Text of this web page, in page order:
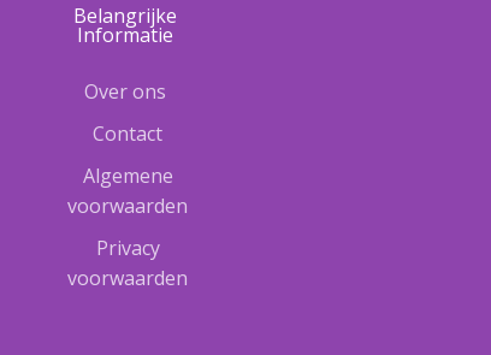
Belangrijke
Informatie
Over ons
Contact
Algemene
voorwaarden
Privacy
voorwaarden